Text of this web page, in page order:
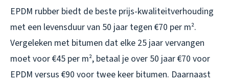
EPDM rubber biedt de beste prijs-kwaliteitverhouding
met een levensduur van 50 jaar tegen €70 per m².
Vergeleken met bitumen dat elke 25 jaar vervangen
moet voor €45 per m², betaal je over 50 jaar €70 voor
EPDM versus €90 voor twee keer bitumen. Daarnaast